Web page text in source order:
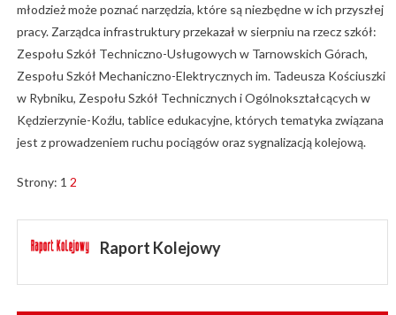
młodzież może poznać narzędzia, które są niezbędne w ich przyszłej
pracy. Zarządca infrastruktury przekazał w sierpniu na rzecz szkół:
Zespołu Szkół Techniczno-Usługowych w Tarnowskich Górach,
Zespołu Szkół Mechaniczno-Elektrycznych im. Tadeusza Kościuszki
w Rybniku, Zespołu Szkół Technicznych i Ogólnokształcących w
Kędzierzynie-Koźlu, tablice edukacyjne, których tematyka związana
jest z prowadzeniem ruchu pociągów oraz sygnalizacją kolejową.
Strony: 1 2
Raport Kolejowy